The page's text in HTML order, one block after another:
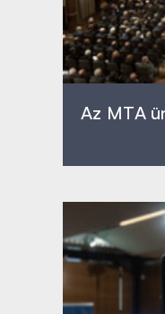
Az MTA